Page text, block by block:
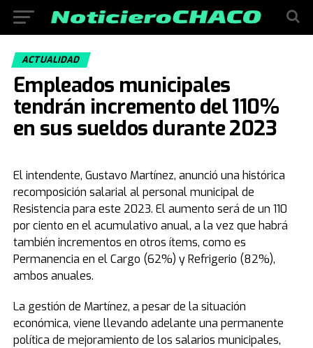
ACTUALIDAD
Empleados municipales
tendrán incremento del 110%
en sus sueldos durante 2023
El intendente, Gustavo Martínez, anunció una histórica
recomposición salarial al personal municipal de
Resistencia para este 2023. El aumento será de un 110
por ciento en el acumulativo anual, a la vez que habrá
también incrementos en otros ítems, como es
Permanencia en el Cargo (62%) y Refrigerio (82%),
ambos anuales.
La gestión de Martínez, a pesar de la situación
económica, viene llevando adelante una permanente
política de mejoramiento de los salarios municipales,